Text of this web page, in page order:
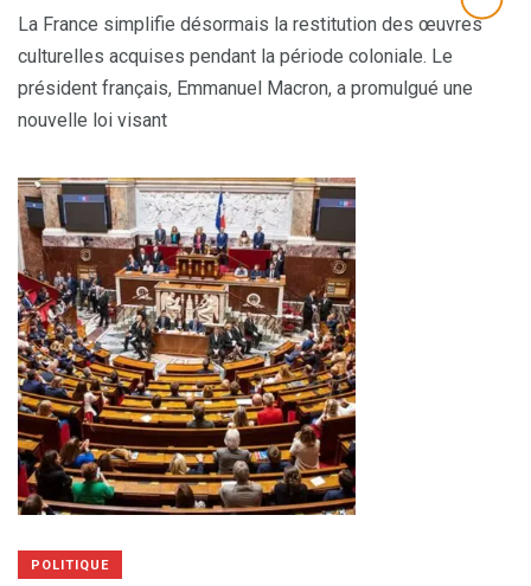
La France simplifie désormais la restitution des œuvres
culturelles acquises pendant la période coloniale. Le
président français, Emmanuel Macron, a promulgué une
nouvelle loi visant
POLITIQUE